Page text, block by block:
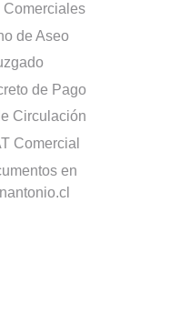
Comerciales
de Aseo
de Pago
Circulación
Comercial
en